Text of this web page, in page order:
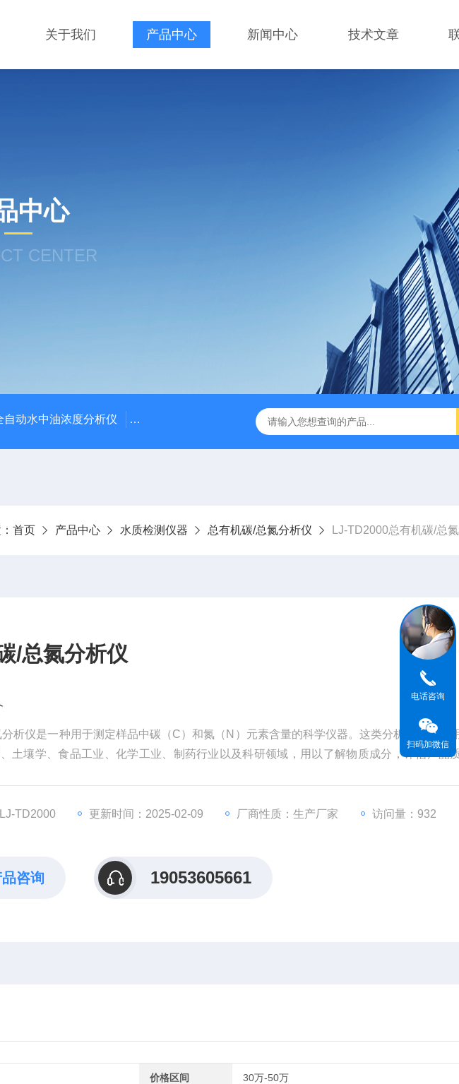
关于我们 产品中心 新闻中心 技术文章
中心
CENTER
自动水中油浓度分析仪 LJ-HC500水中油浓度分析仪 LJ-S104手持式水质总磷总氮检
首页 产品中心 水质检测仪器 总有机碳/总氮分析仪 LJ-TD2000总有机碳/总
/总氮分析仪
析仪是一种用于测定样品中碳（C）和氮（N）元素含量的科学仪器。这类分析仪广泛应
土壤学、食品工业、化学工业、制药行业以及科研领域，用以了解物质成分，评估产品
TD2000 更新时间：2025-02-09 厂商性质：生产厂家 访问量：932
咨询 19053605661
价格区间 30万-50万
电话咨询
扫码加微信